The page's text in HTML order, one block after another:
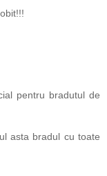
pentru bradutul de
asta bradul cu toate